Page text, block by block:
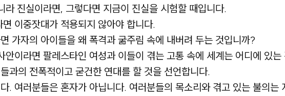
라 진실이라면, 그렇다면 지금이 진실을 시험할 때입니다.
이중잣대가 적용되지 않아야 합니다.
가자의 아이들을 왜 폭격과 굶주림 속에 내버려 두는 것입니까?
안이라면 팔레스타인 여성과 이들이 겪는 고통 속에 세계는 어디에 있는
과의 전폭적이고 굳건한 연대를 할 것을 선언합니다.
. 여러분들은 혼자가 아닙니다. 여러분들의 목소리와 겪고 있는 불의는